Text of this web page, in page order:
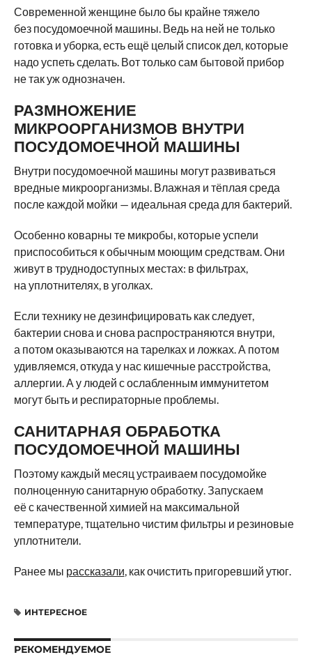
Современной женщине было бы крайне тяжело
без посудомоечной машины. Ведь на ней не только
готовка и уборка, есть ещё целый список дел, которые
надо успеть сделать. Вот только сам бытовой прибор
не так уж однозначен.
РАЗМНОЖЕНИЕ
МИКРООРГАНИЗМОВ ВНУТРИ
ПОСУДОМОЕЧНОЙ МАШИНЫ
Внутри посудомоечной машины могут развиваться
вредные микроорганизмы. Влажная и тёплая среда
после каждой мойки — идеальная среда для бактерий.
Особенно коварны те микробы, которые успели
приспособиться к обычным моющим средствам. Они
живут в труднодоступных местах: в фильтрах,
на уплотнителях, в уголках.
Если технику не дезинфицировать как следует,
бактерии снова и снова распространяются внутри,
а потом оказываются на тарелках и ложках. А потом
удивляемся, откуда у нас кишечные расстройства,
аллергии. А у людей с ослабленным иммунитетом
могут быть и респираторные проблемы.
САНИТАРНАЯ ОБРАБОТКА
ПОСУДОМОЕЧНОЙ МАШИНЫ
Поэтому каждый месяц устраиваем посудомойке
полноценную санитарную обработку. Запускаем
её с качественной химией на максимальной
температуре, тщательно чистим фильтры и резиновые
уплотнители.
Ранее мы рассказали, как очистить пригоревший утюг.
ИНТЕРЕСНОЕ
РЕКОМЕНДУЕМОЕ